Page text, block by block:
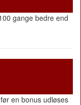
gange bedre end
en bonus udløses